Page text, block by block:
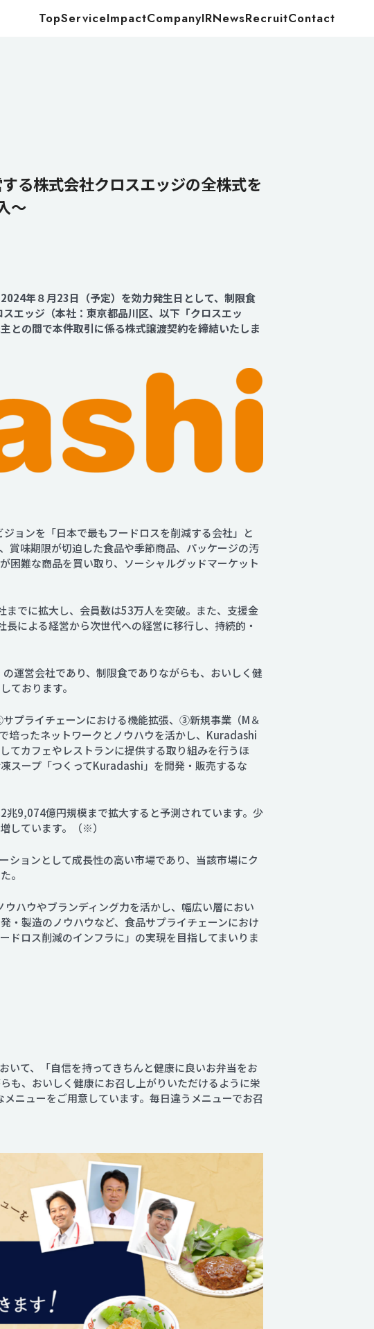
TopServiceImpactCompanyIRNewsRecruitContact
る株式会社クロスエッジの全株式を
～
年８月23日（予定）を効力発生日として、制限食
エッジ（本社：東京都品川区、以下「クロスエッ
との間で本件取引に係る株式譲渡契約を締結いたしま
ョンを「日本で最もフードロスを削減する会社」と
賞味期限が切迫した食品や季節商品、パッケージの汚
困難な商品を買い取り、ソーシャルグッドマーケット
でに拡大し、会員数は53万人を突破。また、支援金
による経営から次世代への経営に移行し、持続的・
運営会社であり、制限食でありながらも、おいしく健
ております。
プライチェーンにおける機能拡張、③新規事業（M＆
培ったネットワークとノウハウを活かし、Kuradashi
てカフェやレストランに提供する取り組みを行うほ
スープ「つくってKuradashi」を開発・販売するな
9,074億円規模まで拡大すると予測されています。少
しています。（※）
ションとして成長性の高い市場であり、当該市場にク
。
ハウやブランディング力を活かし、幅広い層におい
・製造のノウハウなど、食品サプライチェーンにおけ
ドロス削減のインフラに」の実現を目指してまいりま
いて、「自信を持ってきちんと健康に良いお弁当をお
も、おいしく健康にお召し上がりいただけるように栄
ニューをご用意しています。毎日違うメニューでお召